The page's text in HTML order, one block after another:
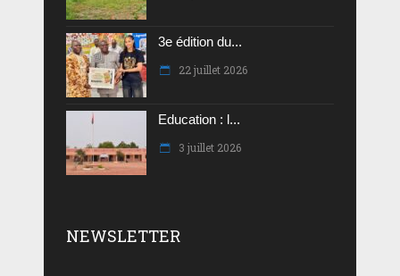
3e édition du...
22 juillet 2026
Education : l...
3 juillet 2026
NEWSLETTER